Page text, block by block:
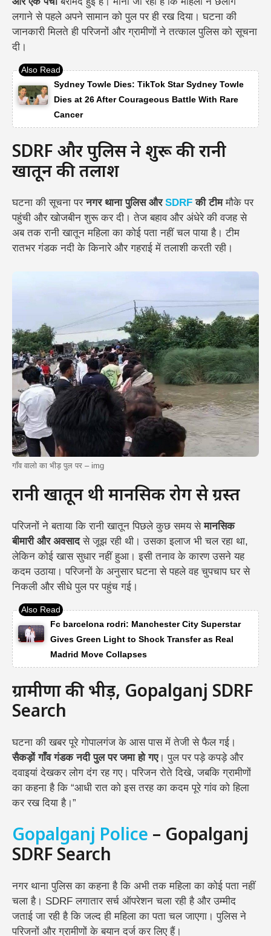
लगाने से पहले अपने सामान को पुल पर ही रख दिया। घटना की
जानकारी मिलते ही परिजनों और ग्रामीणों ने तत्काल पुलिस को सूचना
दी।
Sydney Towle Dies: TikTok Star Sydney Towle
Dies at 26 After Courageous Battle With Rare
Cancer
SDRF और पुलिस ने शुरू की रानी
खातून की तलाश
घटना की सूचना परनगर थाना पुलिस औरSDRF की टीममौके पर
पहुंची और खोजबीन शुरू कर दी। तेज बहाव और अंधेरे की वजह से
अब तक रानी खातून महिला का कोई पता नहीं चल पाया है। टीम
रातभर गंडक नदी के किनारे और गहराई में तलाशी करती रही।
गाँव वालो का भीड़ पुल पर – img
रानी खातून थी मानसिक रोग से ग्रस्त
परिजनों ने बताया कि रानी खातून पिछले कुछ समय सेमानसिक
बीमारी और अवसादसे जूझ रही थी। उसका इलाज भी चल रहा था,
लेकिन कोई खास सुधार नहीं हुआ। इसी तनाव के कारण उसने यह
कदम उठाया। परिजनों के अनुसार घटना से पहले वह चुपचाप घर से
निकली और सीधे पुल पर पहुंच गई।
Fc barcelona rodri: Manchester City Superstar
Gives Green Light to Shock Transfer as Real
Madrid Move Collapses
ग्रामीणों की भीड़, Gopalganj SDRF
Search
घटना की खबर पूरे गोपालगंज के आस पास में तेजी से फैल गई।
सैकड़ों गाँव गंडक नदी पुल पर जमा हो गए। पुल पर पड़े कपड़े और
दवाइयां देखकर लोग दंग रह गए। परिजन रोते दिखे, जबकि ग्रामीणों
का कहना है कि “आधी रात को इस तरह का कदम पूरे गांव को हिला
कर रख दिया है।”
Gopalganj Police – Gopalganj
SDRF Search
नगर थाना पुलिस का कहना है कि अभी तक महिला का कोई पता नहीं
चला है। SDRF लगातार सर्च ऑपरेशन चला रही है और उम्मीद
जताई जा रही है कि जल्द ही महिला का पता चल जाएगा। पुलिस ने
परिजनों और ग्रामीणों के बयान दर्ज कर लिए हैं।